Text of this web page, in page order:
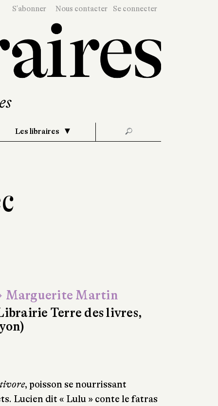
S'abonner Nous contacter Se connecter
Les libraires 🔎
Marguerite Martin
Terre des livres,
, poisson se nourrissant
Lucien dit « Lulu » conte le fatras